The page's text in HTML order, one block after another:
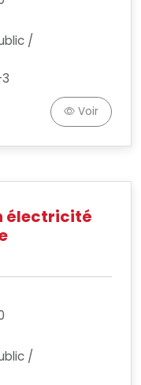
/
Voir
électricité
/